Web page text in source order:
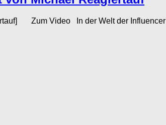
Zum Video In der Welt der